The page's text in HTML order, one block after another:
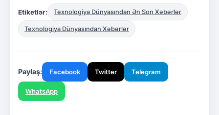
Etiketlər: Texnologiya Dünyasından Ən Son Xəbərlər
Texnologiya Dünyasından Xəbərlər
Paylaş: Facebook Twitter Telegram
WhatsApp